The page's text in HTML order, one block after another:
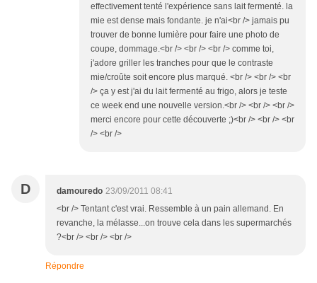
effectivement tenté l'expérience sans lait fermenté. la
mie est dense mais fondante. je n'ai<br /> jamais pu
trouver de bonne lumière pour faire une photo de
coupe, dommage.<br /> <br /> <br /> comme toi,
j'adore griller les tranches pour que le contraste
mie/croûte soit encore plus marqué. <br /> <br /> <br
/> ça y est j'ai du lait fermenté au frigo, alors je teste
ce week end une nouvelle version.<br /> <br /> <br />
merci encore pour cette découverte ;)<br /> <br /> <br
/> <br />
D damouredo 23/09/2011 08:41
<br /> Tentant c'est vrai. Ressemble à un pain allemand. En
revanche, la mélasse...on trouve cela dans les supermarchés
?<br /> <br /> <br />
Répondre